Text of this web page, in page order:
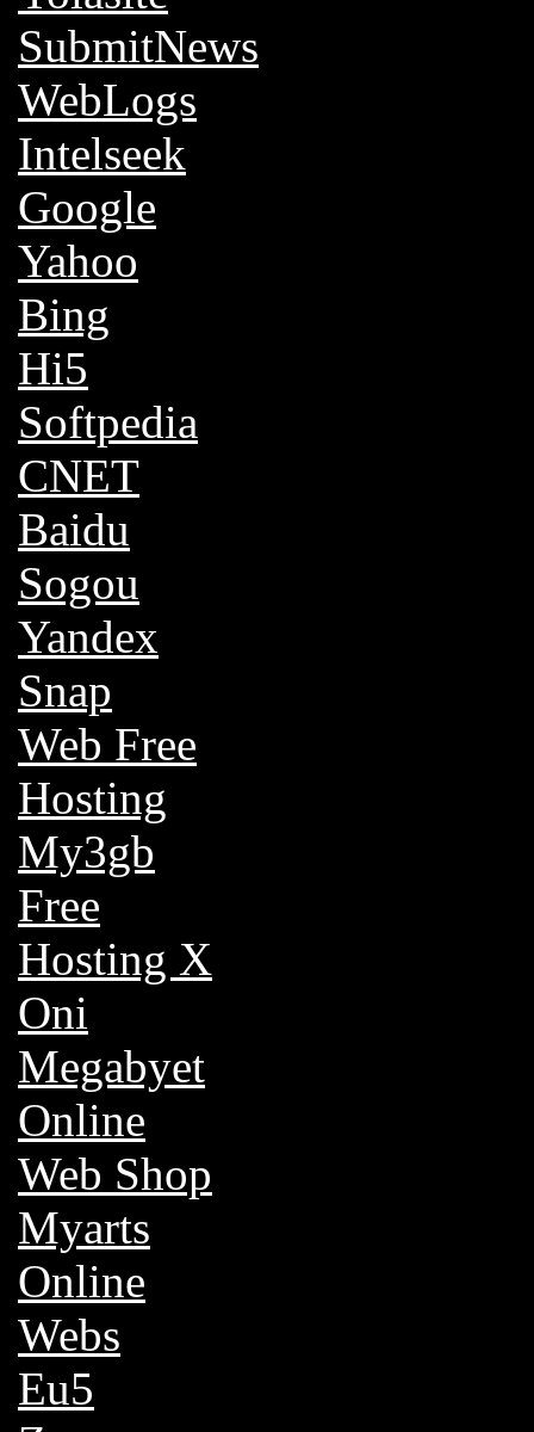
SubmitNews
WebLogs
Intelseek
Google
Yahoo
Bing
Hi5
Softpedia
CNET
Baidu
Sogou
Yandex
Snap
Web Free
Hosting
My3gb
Free
Hosting X
Oni
Megabyet
Online
Web Shop
Myarts
Online
Webs
Eu5